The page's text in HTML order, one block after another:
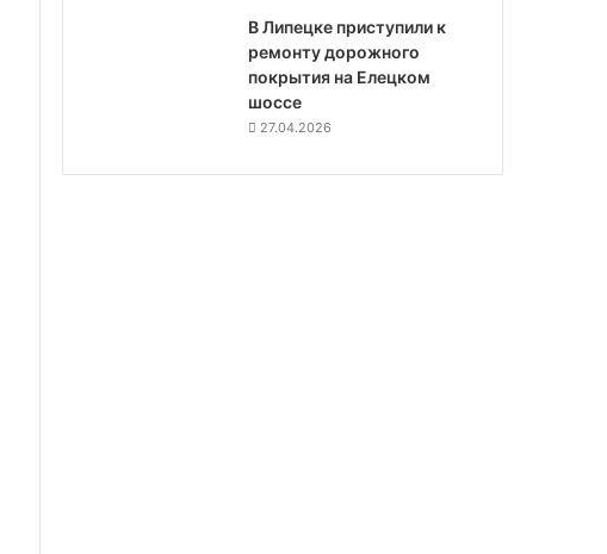
В Липецке приступили к
ремонту дорожного
покрытия на Елецком
шоссе
27.04.2026